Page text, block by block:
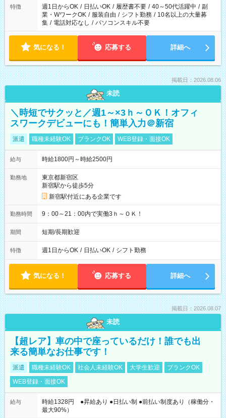
特徴 週1日からOK / 日払いOK / 履歴書不要 / 40～50代活躍中 / 副
業・WワークOK / 服装自由 / シフト勤務 / 10名以上の大量募
集 / 電話対応なし / パソコンスキル不要
気になる！ 応募する 詳細へ
掲載日：2026.08.06
未読
＼時短でサクッと／週1～×3ｈ～ＯＫ！オフィ
スワークデビューにも！簡単入力＠新宿
派遣 職種未経験OK ブランクOK WEB登録・面接OK
給与 時給1800円～時給2500円
勤務地
東京都新宿区
新宿駅から徒歩5分
新宿駅付近にある企業です
勤務時間 9：00～21：00内で実働3ｈ～ＯＫ！
期間 短期/長期歓迎
特徴 週1日からOK / 日払いOK / シフト勤務
気になる！ 応募する 詳細へ
掲載日：2026.08.07
未読
【超レア】車の中で座っているだけ！誰でも出
来る簡単なお仕事です！
派遣 職種未経験OK 社会人未経験OK 大学生歓迎
ブランクOK
WEB登録・面接OK
給与
時給1328円 ●昇給あり ●日払い制 ●前払い制度あり（稼働分・
最大90%）